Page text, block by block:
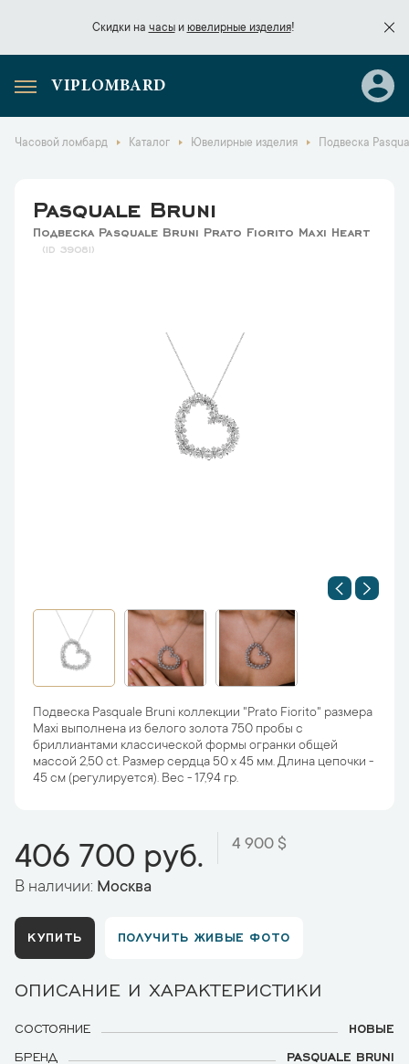
Скидки на часыи ювелирные изделия!
Скидки начасы
VIPLOMBARD
Часовой ломбард Каталог Ювелирные изделия Подвеска
Pasquale Bruni
Подвеска Pasquale Bruni Рrаtо Fiorito Maxi Heart
39081
Подвеска Pasquale Bruni коллекции "Рrаtо Fiorito" размера
Maxi выполнена из белого золота 750 пробы с
бриллиантами классической формы огранки общей
массой 2,50 ct. Размер сердца 50 х 45 мм. Длина цепочки -
45 см (регулируется). Вес - 17,94 гр.
406 700 руб. 4 900 $
В наличии: Москва
КУПИТЬ ПОЛУЧИТЬ ЖИВЫЕ ФОТО
ОПИСАНИЕ И ХАРАКТЕРИСТИКИ
СОСТОЯНИЕ
НОВЫЕ
БРЕНД
PASQUALE BRUNI